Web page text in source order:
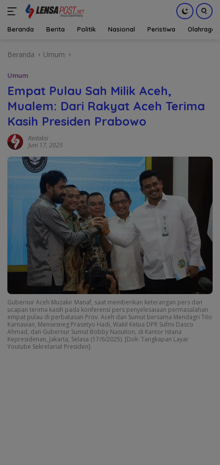
Beranda Berita Politik Nasional Peristiwa Olahraga
Beranda Umum
Umum
Empat Pulau Sah Milik Aceh,
Mualem: Dari Rakyat Aceh Terima
Kasih Presiden Prabowo
Redaksi
Juni 17, 2025
Gubernur Aceh Muzakir Manaf, saat memberikan keterangan pers dan
ucapan terima kasih pada konferensi pers penyelesaiaan permasalahan
empat pulau di perbatasan Prov. Aceh dan Sumut bersama Mendagri Tito
Karnavian, Mensesneg Prasetyo Hadi, Wakil Ketua DPR Sufmi Dasco
Ahmad, dan Gubernur Sumut Bobby Nasution, di Kantor Istana
Kepresidenan, Jakarta, Selasa (17/6/2025). [Dok: Tangkapan Layar
Youtube Sekretariat Presiden].